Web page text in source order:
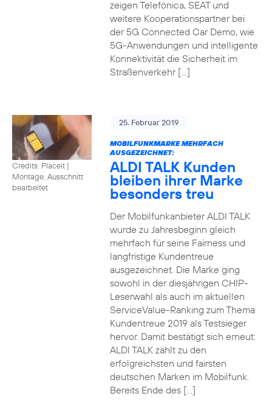
zeigen Telefónica, SEAT und
weitere Kooperationspartner bei
der 5G Connected Car Demo, wie
5G-Anwendungen und intelligente
Konnektivität die Sicherheit im
Straßenverkehr […]
Credits: Placeit |
Montage, Ausschnitt
bearbeitet
25. Februar 2019
MOBILFUNKMARKE MEHRFACH
AUSGEZEICHNET:
ALDI TALK Kunden
bleiben ihrer Marke
besonders treu
Der Mobilfunkanbieter ALDI TALK
wurde zu Jahresbeginn gleich
mehrfach für seine Fairness und
langfristige Kundentreue
ausgezeichnet. Die Marke ging
sowohl in der diesjährigen CHIP-
Leserwahl als auch im aktuellen
ServiceValue-Ranking zum Thema
Kundentreue 2019 als Testsieger
hervor. Damit bestätigt sich erneut:
ALDI TALK zählt zu den
erfolgreichsten und fairsten
deutschen Marken im Mobilfunk.
Bereits Ende des […]